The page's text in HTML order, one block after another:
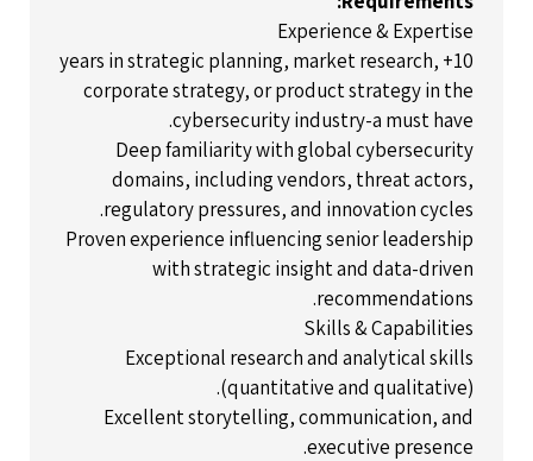
Experience & Expertise
10+ years in strategic planning, market research,
corporate strategy, or product strategy in the
cybersecurity industry-a must have.
Deep familiarity with global cybersecurity
domains, including vendors, threat actors,
regulatory pressures, and innovation cycles.
Proven experience influencing senior leadership
with strategic insight and data-driven
recommendations.
Skills & Capabilities
Exceptional research and analytical skills
(quantitative and qualitative).
Excellent storytelling, communication, and
executive presence.